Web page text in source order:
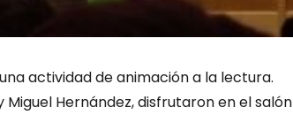
actividad de animación a la lectura.
Hernández, disfrutaron en el salón